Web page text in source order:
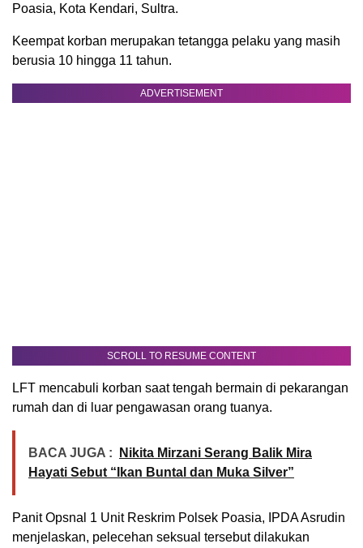
Poasia, Kota Kendari, Sultra.
Keempat korban merupakan tetangga pelaku yang masih
berusia 10 hingga 11 tahun.
ADVERTISEMENT
SCROLL TO RESUME CONTENT
LFT mencabuli korban saat tengah bermain di pekarangan
rumah dan di luar pengawasan orang tuanya.
BACA JUGA :
Nikita Mirzani Serang Balik Mira
Hayati Sebut “Ikan Buntal dan Muka Silver”
Panit Opsnal 1 Unit Reskrim Polsek Poasia, IPDA Asrudin
menjelaskan, pelecehan seksual tersebut dilakukan